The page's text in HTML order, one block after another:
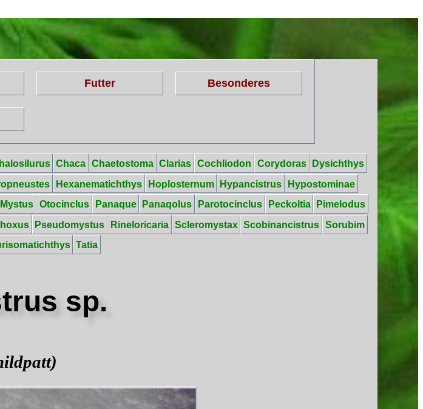
Futter Besonderes
Chaca Chaetostoma Clarias Cochliodon Corydoras
Dysichthys
Hexanematichthys Hoplosternum Hypancistrus
Hypostominae
Mystus Otocinclus Panaque Panaqolus Parotocinclus Peckoltia
Pimelodus
Pseudomystus Rineloricaria Scleromystax Scobinancistrus Sorubim
Tatia
sp.